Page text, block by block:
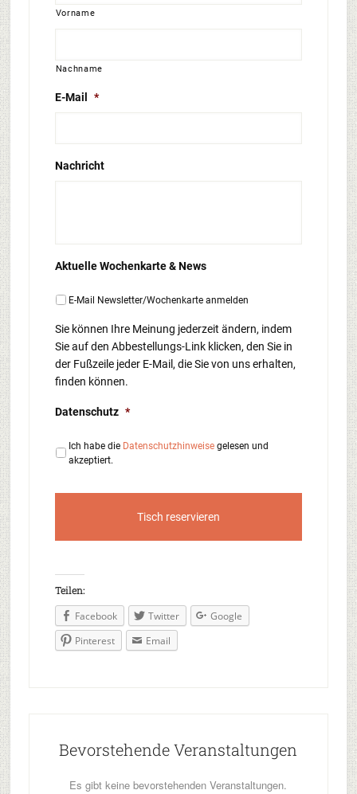
Vorname
Nachname
E-Mail *
Nachricht
Aktuelle Wochenkarte & News
E-Mail Newsletter/Wochenkarte anmelden
Sie können Ihre Meinung jederzeit ändern, indem
Sie auf den Abbestellungs-Link klicken, den Sie in
der Fußzeile jeder E-Mail, die Sie von uns erhalten,
finden können.
Datenschutz *
Ich habe die Datenschutzhinweisegelesen und
akzeptiert.
Teilen:
Facebook Twitter
Google
Pinterest
Email
Bevorstehende Veranstaltungen
Es gibt keine bevorstehenden Veranstaltungen.